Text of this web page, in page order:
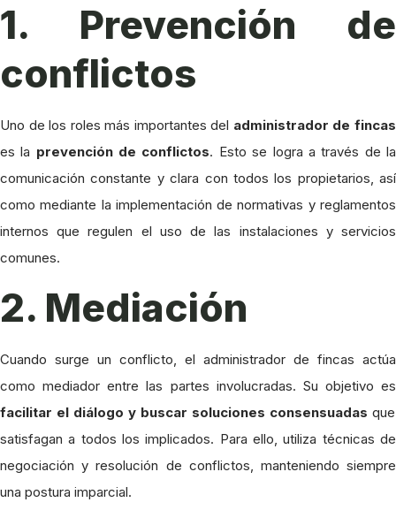
1. Prevención de
conflictos
Uno de los roles más importantes del administrador de fincas
es la prevención de conflictos. Esto se logra a través de la
comunicación constante y clara con todos los propietarios, así
como mediante la implementación de normativas y reglamentos
internos que regulen el uso de las instalaciones y servicios
comunes.
2. Mediación
Cuando surge un conflicto, el administrador de fincas actúa
como mediador entre las partes involucradas. Su objetivo es
facilitar el diálogo y buscar soluciones consensuadas que
satisfagan a todos los implicados. Para ello, utiliza técnicas de
negociación y resolución de conflictos, manteniendo siempre
una postura imparcial.